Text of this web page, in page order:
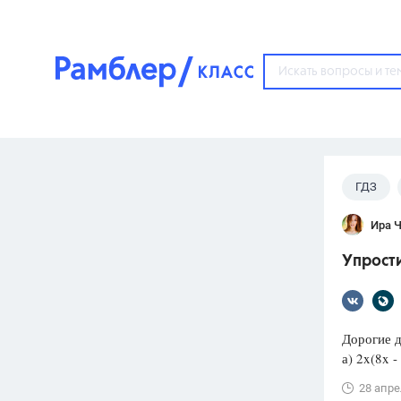
Популярные темы
ГДЗ
3273 ответа
3460 ответов
ФИПИ
ответов
ГДЗ
Ира
Дорогие
а) 2x(8x
28